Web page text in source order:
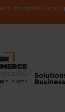
informatif.
Business